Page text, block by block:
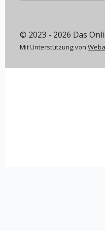
© 2023 - 2026 Das
Mit Unterstützung von